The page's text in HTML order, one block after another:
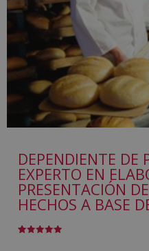
DEPENDIENTE DE
EXPERTO EN
PRESENTACIÓN
HECHOS A BASE